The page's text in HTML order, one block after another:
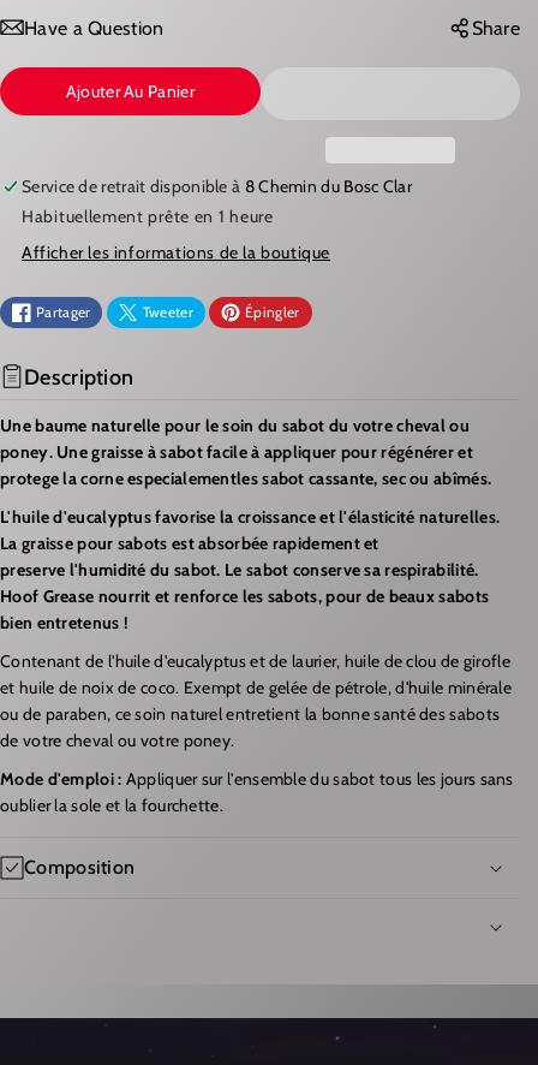
D
U
L
A
Q
U
A
N
I
T
D
E
L
E
O
V
E
T
H
O
G
M
E
E
R
L
A
Q
U
N
T
T
É
D
E
L
E
O
V
E
H
Have a Question Share
Ajouter Au Panier
Service de retrait disponible à 8 Chemin du Bosc Clar
Habituellement prête en 1 heure
Afficher les informations de la boutique
Partager Tweeter Épingler
Description
Une baume naturelle pour le soin du sabot du votre cheval ou
poney. Une graisse à sabot facile à appliquer pour régénérer et
protege la corne especialementles sabot cassante, sec ou abîmés.
L'huile d'eucalyptus favorise la croissance et l'élasticité naturelles.
La graisse pour sabots est absorbée rapidement et
preserve l'humidité du sabot. Le sabot conserve sa respirabilité.
Hoof Grease nourrit et renforce les sabots, pour de beaux sabots
bien entretenus !
Contenant de l'huile d'eucalyptus et de laurier, huile de clou de girofle
et huile de noix de coco. Exempt de gelée de pétrole, d'huile minérale
ou de paraben, cesoin naturelentretient la bonne santé des sabots
de votre cheval ou votre poney.
Mode d'emploi : Appliquer sur l'ensemble du sabot tous les jours sans
oublier la sole et la fourchette.
Composition